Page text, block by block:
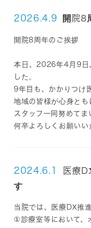
2026.4.9 開院8
開院8周年のご挨拶
本日、2026年4月9日
した。
9年目も、かかりつけ
地域の皆様が心身とも
スタッフ一同努めてま
何卒よろしくお願いい
2024.6.1
医療
す
当院では、医療DX推
①診療室等において、